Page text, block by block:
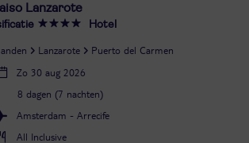
Lanzarote
Hotel
Lanzarote Puerto del Carmen
Zo 30 aug 2026
8 dagen (7 nachten)
Amsterdam - Arrecife
All Inclusive